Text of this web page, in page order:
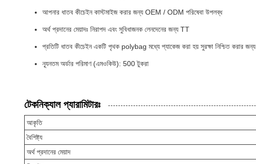
আপনার ধাতব কীচেইন কাস্টমাইজ করার জন্য OEM / ODM পরিষেবা উপলব্ধ
অর্থ প্রদানের মেয়াদঃ নিরাপদ এবং সুবিধাজনক লেনদেনের জন্য TT
প্রতিটি ধাতব কীচেইন একটি পৃথক polybag মধ্যে প্যাকেজ করা হয় সুরক্ষা নিশ্চিত করার জন্য
ন্যূনতম অর্ডার পরিমাণ (এমওকিউ): 500 টুকরা
টেকনিক্যাল প্যারামিটারঃ
আকৃতি
বৈশিষ্ট্য
অর্থ প্রদানের মেয়াদ